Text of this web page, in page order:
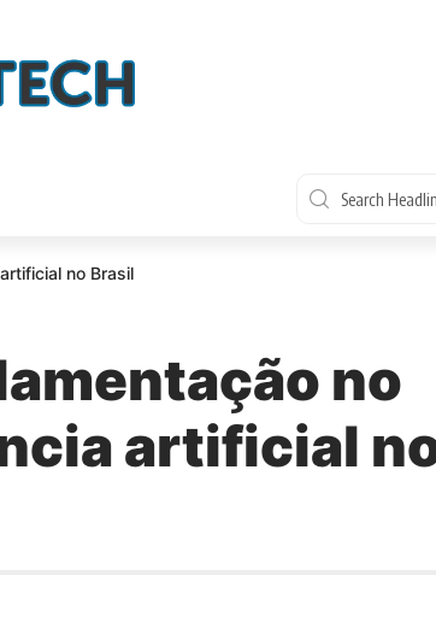
no Brasil
no
artificial